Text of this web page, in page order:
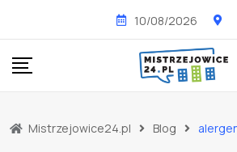
content
10/08/2026
Mistrzejowice24.pl Blog